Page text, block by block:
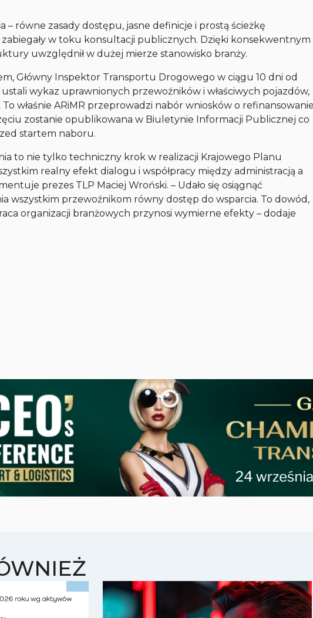
– równe zasady dostępu, jasne definicje i prostą ścieżkę
zabiegały w toku konsultacji publicznych. Dzięki konsekwentnym
uwzględnił w dużej mierze stanowisko branży.
Główny Inspektor Transportu Drogowego w ciągu 10 dni od
wykaz uprawnionych przewoźników i właściwych pojazdów,
właśnie ARiMR przeprowadzi nabór wniosków o
zostanie opublikowana w Biuletynie Informacji Publicznej co
startem naboru.
to nie tylko techniczny krok w realizacji Krajowego Planu
realny efekt dialogu i współpracy między administracją a
prezes TLP Maciej Wroński. – Udało się osiągnąć
wszystkim przewoźnikom równy dostęp do wsparcia. To dowód,
organizacji branżowych przynosi wymierne efekty – dodaje